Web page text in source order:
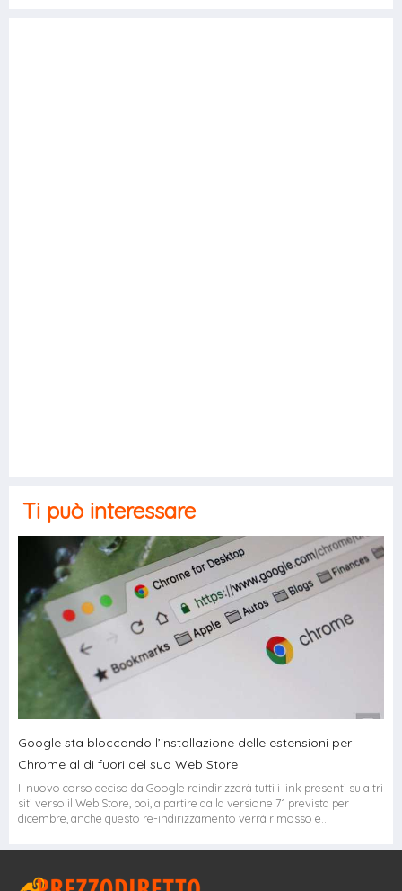
Ti può interessare
Google sta bloccando l’installazione delle estensioni per
Chrome al di fuori del suo Web Store
Il nuovo corso deciso da Google reindirizzerà tutti i link presenti su altri
siti verso il Web Store, poi, a partire dalla versione 71 prevista per
dicembre, anche questo re-indirizzamento verrà rimosso e...